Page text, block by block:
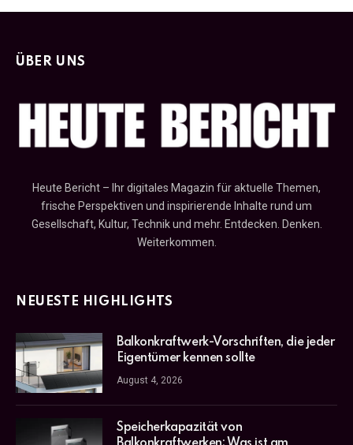
ÜBER UNS
Heute Bericht – Ihr digitales Magazin für aktuelle Themen,
frische Perspektiven und inspirierende Inhalte rund um
Gesellschaft, Kultur, Technik und mehr. Entdecken. Denken.
Weiterkommen.
NEUESTE HIGHLIGHTS
Balkonkraftwerk-Vorschriften, die jeder
Eigentümer kennen sollte
August 4, 2026
Speicherkapazität von